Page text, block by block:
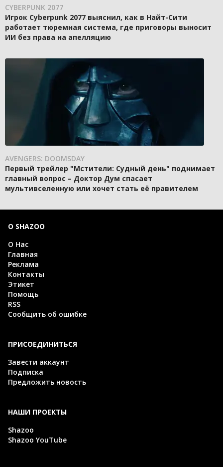
CYBERPUNK 2077
Игрок Cyberpunk 2077 выяснил, как в Найт-Сити
работает тюремная система, где приговоры выносит
ИИ без права на апелляцию
AVENGERS: DOOMSDAY
Первый трейлер "Мстители: Судный день" поднимает
главный вопрос – Доктор Дум спасает
мультивселенную или хочет стать её правителем
О SHAZOO
О Нас
Главная
Реклама
Контакты
Этикет
Помощь
RSS
Сообщить об ошибке
ПРИСОЕДИНИТЬСЯ
Завести аккаунт
Подписка
Предложить новость
НАШИ ПРОЕКТЫ
Shazoo
Shazoo YouTube